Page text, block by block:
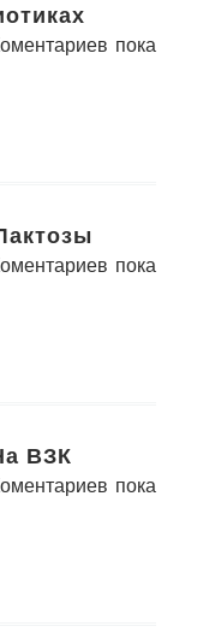
пока
пока
ВЗК
пока